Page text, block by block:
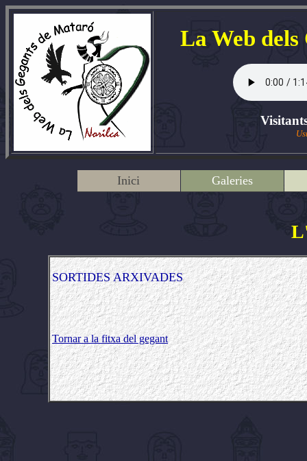
La Web
Inici Galeries
SORTIDES ARXIVADES
Tornar a la fitxa del gegant